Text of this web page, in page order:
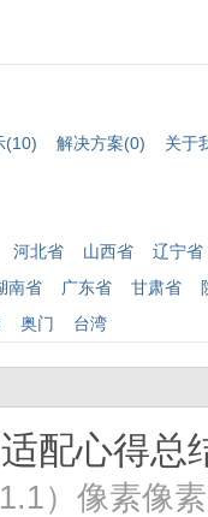
(10) 解决方案(0)
关于
河北省 山西省
辽宁省
南省 广东省 甘肃省
奥门 台湾
配心得总
）像素像